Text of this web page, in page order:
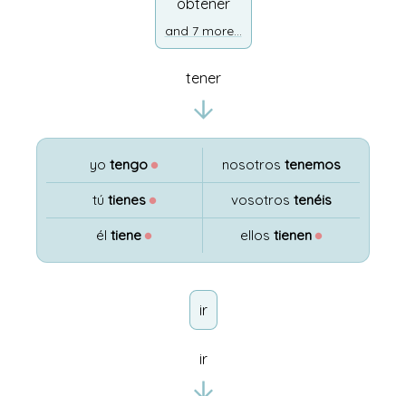
obtener
and 7 more...
tener
yotengo ●
tú tienes ●
éltiene ●
nosotros tenemos
vosotros tenéis
ellos tienen ●
ir
ir